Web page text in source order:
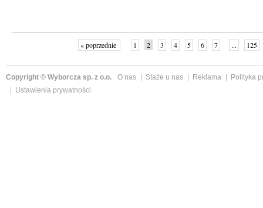
« poprzednie 1 2 3 4 5 6 7 ... 125
Copyright © Wyborcza sp. z o.o. O nas Staże u nas Reklama
Polityka
Ustawienia prywatności